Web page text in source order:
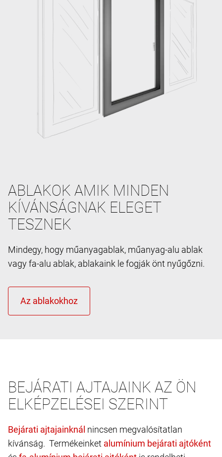
ABLAKOK AMIK MINDEN
KÍVÁNSÁGNAK ELEGET
TESZNEK
Mindegy, hogy műanyagablak, műanyag-alu ablak
vagy fa-alu ablak, ablakaink le fogják önt nyűgőzni.
BEJÁRATI AJTAJAINK AZ ÖN
ELKÉPZELÉSEI SZERINT
nincsen megvalósítatlan
kívánság. Termékeinket